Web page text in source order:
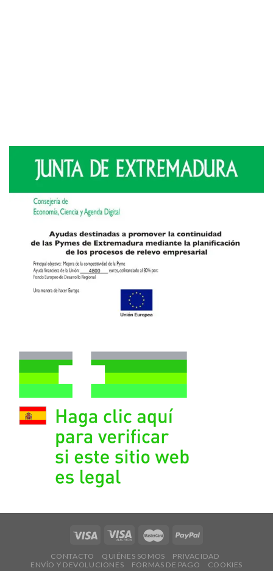
CONTACTO QUIÉNES SOMOS
PRIVACIDAD
ENVÍO Y DEVOLUCIONES
FORMAS DE PAGO
COOKIES